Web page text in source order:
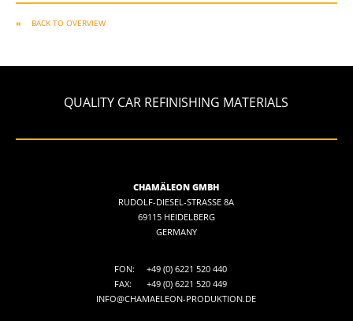
BACK TO OVERVIEW
QUALITY CAR REFINISHING MATERIALS
CHAMÄLEON GMBH
RUDOLF-DIESEL-STRASSE 8A
69115 HEIDELBERG
GERMANY
FON:
+49 (0) 6221 520 440
FAX:
+49 (0) 6221 520 449
INFO@CHAMAELEON-PRODUKTION.DE